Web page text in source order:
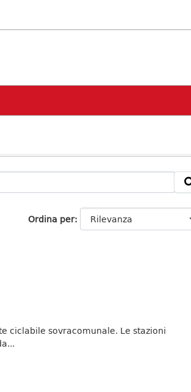
Ordina per
ciclabile sovracomunale. Le stazioni